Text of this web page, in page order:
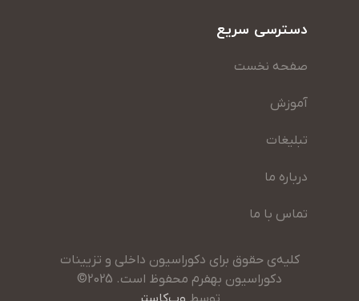
دسترسی سریع
صفحه نخست
آموزش
تبلیغات
درباره ما
تماس با ما
کلیه‌ی حقوق برای دکوراسیون داخلی و تزیینات
دکوراسیون بهفرم محفوظ است. 2025©